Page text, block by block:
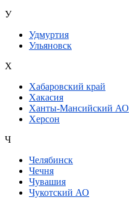
У
Удмуртия
Ульяновск
Х
Хабаровский край
Хакасия
Ханты-Мансийский АО
Херсон
Ч
Челябинск
Чечня
Чувашия
Чукотский АО